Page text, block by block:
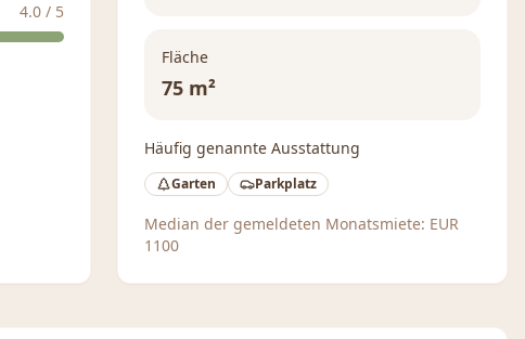
4.0 / 5
Fläche
75 m²
Häufig genannte Ausstattung
Garten Parkplatz
Median der gemeldeten Monatsmiete: EUR
1100